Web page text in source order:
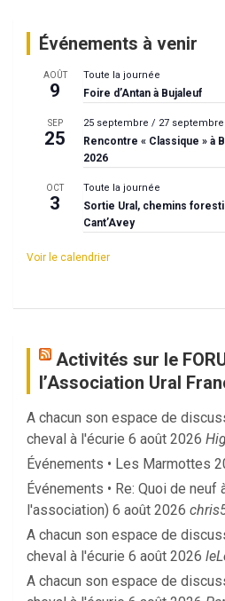
Événements à venir
AOÛT
9
Toute la journée
Foire d’Antan à Bujaleuf
SEP
25
25 septembre / 27 septembre
Rencontre « Classique » à
2026
OCT
3
Toute la journée
Sortie Ural, chemins
Cant’Avey
Voir le calendrier
Activités sur le
l’Association Ural
A chacun son espace de
cheval à l'écurie 6 août 2026
Événements • Les Marmottes
Événements • Re: Quoi de
l'association) 6 août 2026
A chacun son espace de
cheval à l'écurie 6 août 2026
A chacun son espace de